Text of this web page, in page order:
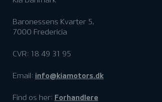
Baronessens Kvarter 5,
7000 Fredericia
CVR: 18 49 31 95
Email: info@kiamotors.dk
Find os her: Forhandlere